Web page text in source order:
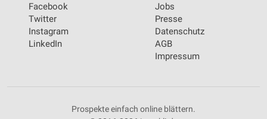
Facebook
Twitter
Instagram
LinkedIn
Jobs
Presse
Datenschutz
AGB
Impressum
Prospekte einfach online blättern.